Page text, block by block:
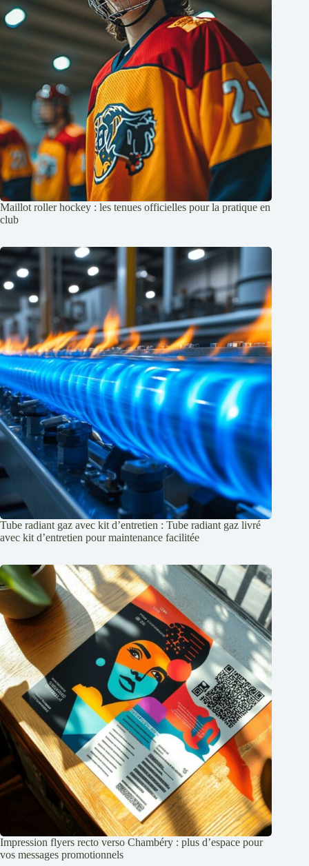
Maillot roller hockey : les tenues officielles pour la pratique en
club
Tube radiant gaz avec kit d’entretien : Tube radiant gaz livré
avec kit d’entretien pour maintenance facilitée
Impression flyers recto verso Chambéry : plus d’espace pour
vos messages promotionnels